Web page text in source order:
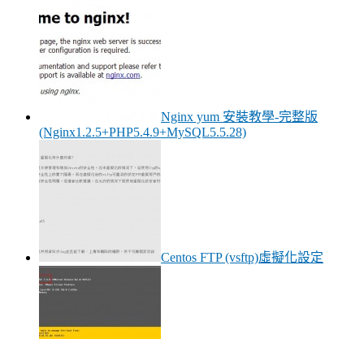
Nginx yum 安裝教學-完整版
(Nginx1.2.5+PHP5.4.9+MySQL5.5.28)
Centos FTP (vsftp)虛擬化設定